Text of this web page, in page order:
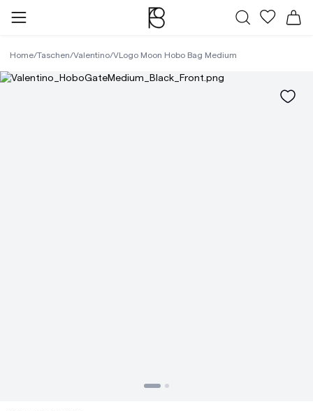
Alle Taschen
Meine
Home/Taschen/Valentino/VLogo Moon Hobo Bag Medium